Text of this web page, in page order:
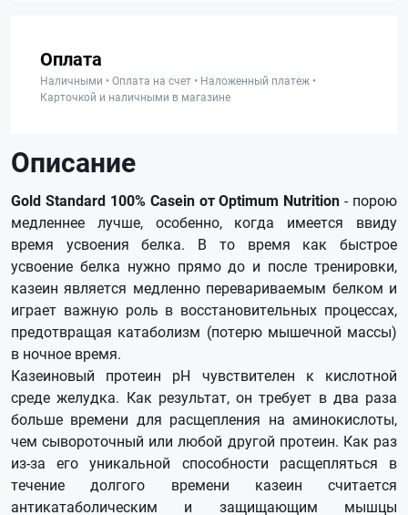
Оплата
Наличными • Оплата на счет • Наложенный платеж •
Карточкой и наличными в магазине
Описание
Gold Standard 100% Casein от Optimum Nutrition - порою
медленнее лучше, особенно, когда имеется ввиду
время усвоения белка. В то время как быстрое
усвоение белка нужно прямо до и после тренировки,
казеин является медленно перевариваемым белком и
играет важную роль в восстановительных процессах,
предотвращая катаболизм (потерю мышечной массы)
в ночное время.
Казеиновый протеин pH чувствителен к кислотной
среде желудка. Как результат, он требует в два раза
больше времени для расщепления на аминокислоты,
чем сывороточный или любой другой протеин. Как раз
из-за его уникальной способности расщепляться в
течение долгого времени казеин считается
антикатаболическим и защищающим мышцы